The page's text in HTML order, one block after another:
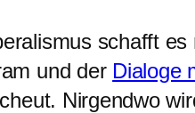
schafft
und der Dialoge
Nirgendwo